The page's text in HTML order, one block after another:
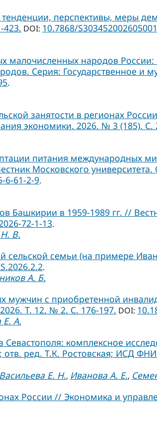
перспективы, меры
423. DOI: 10.7868/
малочисленных народов России:
Серия: Государственное и
.
занятости в регионах
экономики. 2026. № 3 (185). С.
питания международных
Московского
6-61-2-9.
Башкирии в 1959-1989 гг. //
72-1-13.
В.
сельской семьи (на примере
.
А. Б.
мужчин с приобретенной
Т. 12. № 2. С. 176-197. DOI:
Е. А.
комплексное
отв. ред. Т.К. Ростовская; ИСД
Васильева Е. Н., Иванова А. Е.,
России // Экономика и